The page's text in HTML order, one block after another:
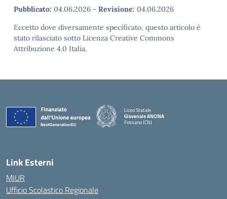
Pubblicato: 04.06.2026 - Revisione: 04.06.2026
Eccetto dove diversamente specificato, questo articolo è
stato rilasciato sotto Licenza Creative Commons
Attribuzione 4.0 Italia.
Liceo Statale
Giovenale ANCINA
Fossano (CN)
Link Esterni
MIUR
Ufficio Scolastico Regionale